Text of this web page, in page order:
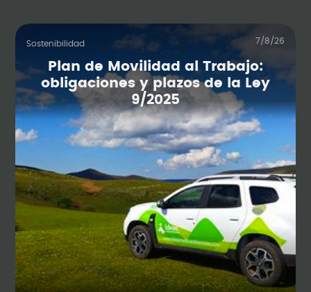
Sostenibilidad 7/8/26
Plan de Movilidad al Trabajo:
obligaciones y plazos de la Ley
9/2025